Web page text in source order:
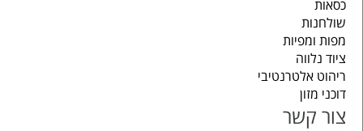
כסאות
שולחנות
מפות ומפיות
ציוד נלווה
ריהוט אלטרנטיבי
דוכני מזון
צור קשר